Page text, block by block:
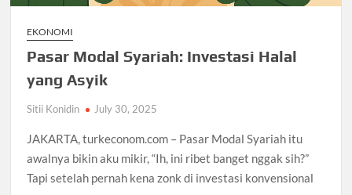
EKONOMI
Pasar Modal Syariah: Investasi Halal
yang Asyik
Sitii Konidin July 30, 2025
JAKARTA, turkeconom.com – Pasar Modal Syariah itu
awalnya bikin aku mikir, “Ih, ini ribet banget nggak sih?”
Tapi setelah pernah kena zonk di investasi konvensional